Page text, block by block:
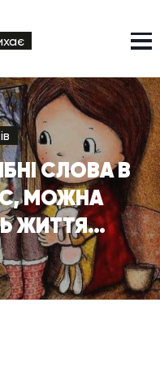
СЛОВА В
МОЖНА
ЖИТТЯ…